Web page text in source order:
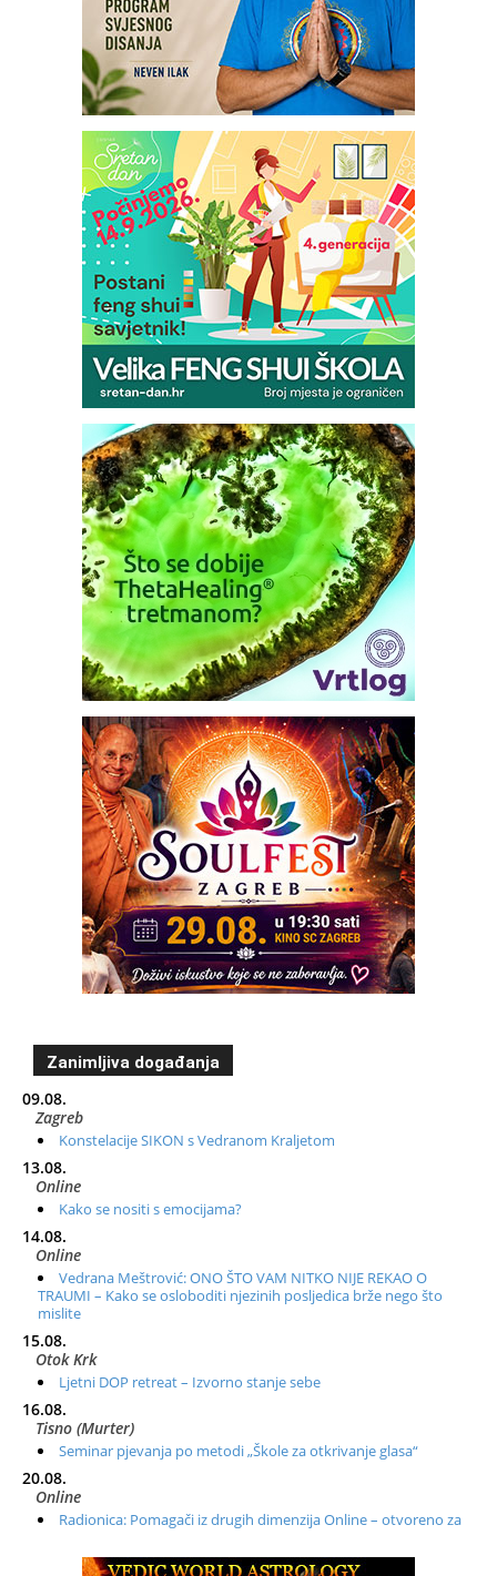
Zanimljiva događanja
09.08.
Zagreb
Konstelacije SIKON s Vedranom Kraljetom
13.08.
Online
Kako se nositi s emocijama?
14.08.
Online
Vedrana Meštrović: ONO ŠTO VAM NITKO NIJE REKAO O
TRAUMI – Kako se osloboditi njezinih posljedica brže nego što
mislite
15.08.
Otok Krk
Ljetni DOP retreat – Izvorno stanje sebe
16.08.
Tisno (Murter)
Seminar pjevanja po metodi „Škole za otkrivanje glasa“
20.08.
Online
Radionica: Pomagači iz drugih dimenzija Online – otvoreno za